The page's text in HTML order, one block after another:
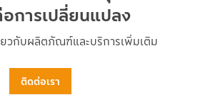
การเปลี่ยนแปลง
วกับผลิตภัณฑ์และบริการเพิ่มเติม
ติดต่อเรา